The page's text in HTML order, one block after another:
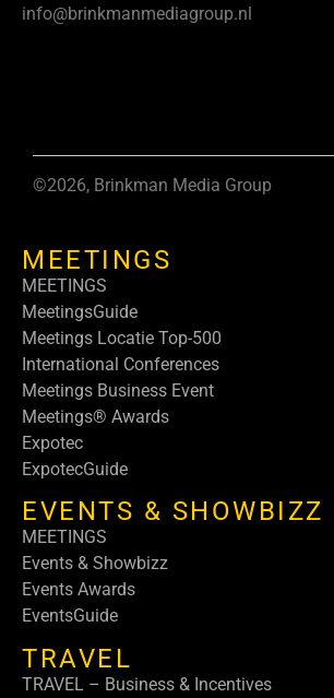
info@brinkmanmediagroup.nl
©2026, Brinkman Media Group
MEETINGS
MEETINGS
MeetingsGuide
Meetings Locatie Top-500
International Conferences
Meetings Business Event
Meetings® Awards
Expotec
ExpotecGuide
EVENTS & SHOWBIZZ
MEETINGS
Events & Showbizz
Events Awards
EventsGuide
TRAVEL
TRAVEL – Business & Incentives